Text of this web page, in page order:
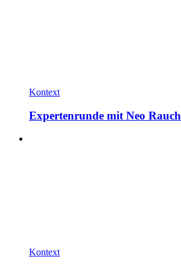
Kontext
Expertenrunde mit Neo Rauch
Kontext